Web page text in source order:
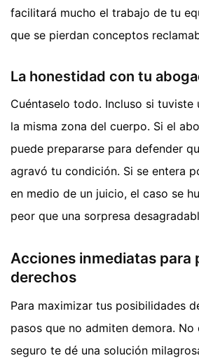
facilitará mucho el trabajo de tu
que se pierdan conceptos
La honestidad con tu
Cuéntaselo todo. Incluso si tuviste
la misma zona del cuerpo. Si el
puede prepararse para defender
agravó tu condición. Si se entera
en medio de un juicio, el caso se
peor que una sorpresa
Acciones inmediatas para
derechos
Para maximizar tus posibilidades
pasos que no admiten demora. No
seguro te dé una solución